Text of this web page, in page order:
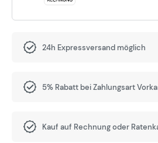
24h Expressversand möglich
5% Rabatt bei Zahlungsart
Kauf auf Rechnung oder